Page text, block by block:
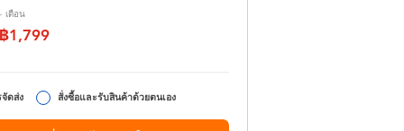
เดือน
าก
฿1,799
ดส่ง สั่งซื้อและรับสินค้าด้วยตนเอง